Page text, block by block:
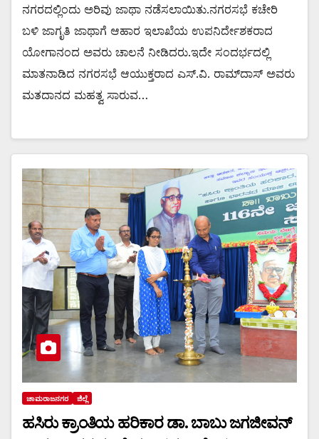
ನಗರದಲ್ಲಿಂದು ಅರಿವು ಜಾಥಾ ನಡೆಸಲಾಯಿತು.ನಗರಸಭೆ ಕಚೇರಿ
ಬಳಿ ಜಾಗೃತಿ ಜಾಥಾಗೆ ಆಹಾರ ಇಲಾಖೆಯ ಉಪನಿರ್ದೇಶಕರಾದ
ಯೋಗಾನಂದ ಅವರು ಚಾಲನೆ ನೀಡಿದರು.ಇದೇ ಸಂದರ್ಭದಲ್ಲಿ
ಮಾತನಾಡಿದ ನಗರಸಭೆ ಆಯುಕ್ತರಾದ ಎಸ್.ವಿ. ರಾಮ್‌ದಾಸ್ ಅವರು
ಮತದಾನದ ಮಹತ್ವ ಸಾರುವ…
ಚಾಮರಾಜನಗರ ಜಿಲ್ಲೆ
ಹಸಿರು ಕ್ರಾಂತಿಯ ಹರಿಕಾರ ಡಾ. ಬಾಬು ಜಗಜೀವನ್